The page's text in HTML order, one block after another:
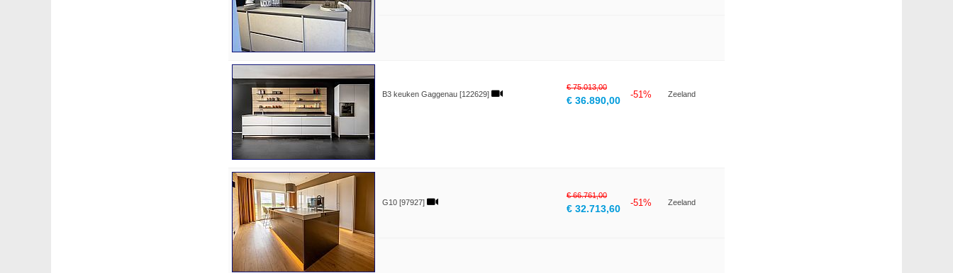
B3 keuken Gaggenau [122629]
€ 75.013,00
€ 36.890,00
-51% Zeeland
G10 [97927]
€ 66.761,00
€ 32.713,60
-51% Zeeland